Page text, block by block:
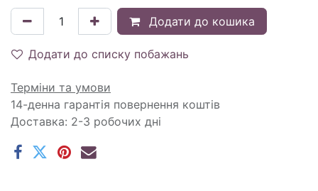
Додати до кошика
Додати до списку побажань
Терміни та умови
14-денна гарантія повернення коштів
Доставка: 2-3 робочих дні